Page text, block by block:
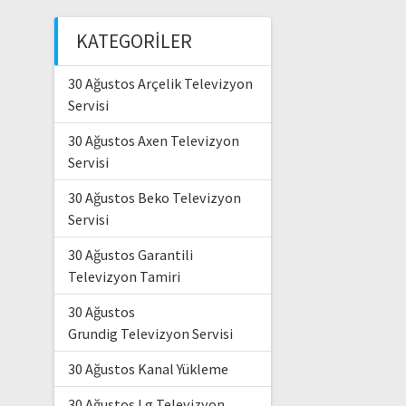
KATEGORILER
30 Ağustos Arçelik Televizyon
Servisi
30 Ağustos Axen Televizyon
Servisi
30 Ağustos Beko Televizyon
Servisi
30 Ağustos Garantili
Televizyon Tamiri
30 Ağustos
Grundig Televizyon Servisi
30 Ağustos Kanal Yükleme